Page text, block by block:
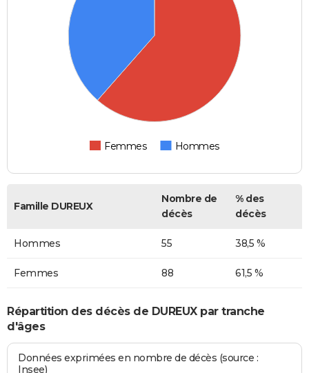
Femmes Hommes
Famille DUREUX
Nombre de
décès
% des
décès
Hommes 55 38,5 %
Femmes 88 61,5 %
Répartition des décès de DUREUX par tranche
d'âges
Données exprimées en nombre de décès (source :
Insee)